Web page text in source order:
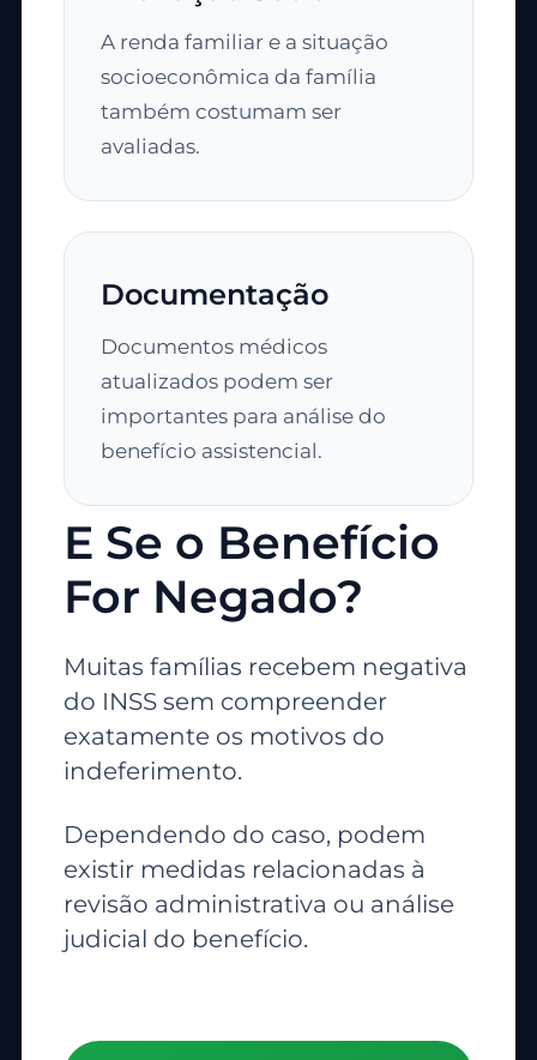
A renda familiar e a situação
socioeconômica da família
também costumam ser
avaliadas.
Documentação
Documentos médicos
atualizados podem ser
importantes para análise do
benefício assistencial.
E Se o Benefício
For Negado?
Muitas famílias recebem negativa
do INSS sem compreender
exatamente os motivos do
indeferimento.
Dependendo do caso, podem
existir medidas relacionadas à
revisão administrativa ou análise
judicial do benefício.